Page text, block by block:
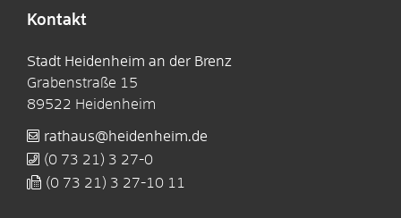
Kontakt
Stadt Heidenheim an der Brenz
Grabenstraße 15
89522 Heidenheim
rathaus@heidenheim.de
(0 73 21) 3 27-0
(0 73 21) 3 27-10 11